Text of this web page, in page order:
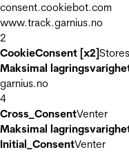
consent.cookiebot.com
www.track.garnius.no
2
CookieConsent [x2]
Maksimal
garnius.no
4
Cross_ConsentVenter
Maksimal
Initial_ConsentVenter